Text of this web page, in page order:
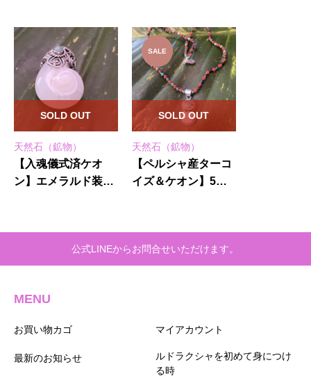
天然石（鉱物）
【入魂儀式済ケオ
ン】エメラルド装飾
SOLD OUT
天然石（鉱物）
【ペルシャ産ターコ
イズ＆ケオン】5面
SALE
SOLD OUT
公式LINEからお問合せいただけます。
MENU
お買い物カゴ マイアカウント
最新のお知らせ
ルドラクシャを初めて身につけ
る時